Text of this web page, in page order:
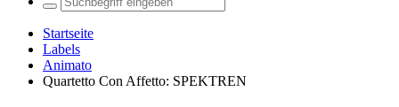
Startseite
Labels
Animato
Quartetto Con Affetto: SPEKTREN